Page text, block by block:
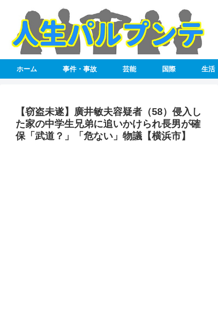
ホーム 事件・事故 芸能 国際 生活
【窃盗未遂】廣井敏夫容疑者（58）侵入し
た家の中学生兄弟に追いかけられ長男が確
保「武道？」「危ない」物議【横浜市】